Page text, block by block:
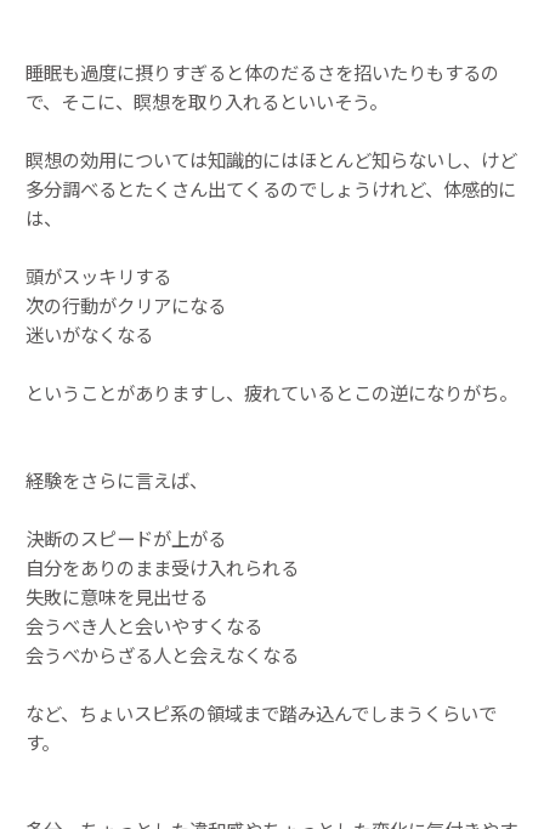
睡眠も過度に摂りすぎると体のだるさを招いたりもするの
で、そこに、瞑想を取り入れるといいそう。
瞑想の効用については知識的にはほとんど知らないし、けど
多分調べるとたくさん出てくるのでしょうけれど、体感的に
は、
頭がスッキリする
次の行動がクリアになる
迷いがなくなる
ということがありますし、疲れているとこの逆になりがち。
経験をさらに言えば、
決断のスピードが上がる
自分をありのまま受け入れられる
失敗に意味を見出せる
会うべき人と会いやすくなる
会うべからざる人と会えなくなる
など、ちょいスピ系の領域まで踏み込んでしまうくらいで
す。